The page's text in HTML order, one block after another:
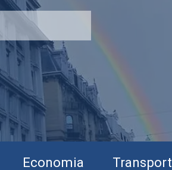
Economia Transport